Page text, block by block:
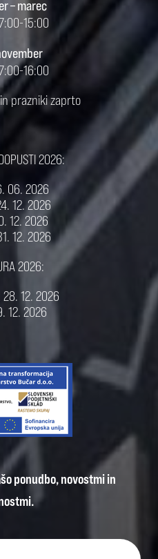
– marec
15:00
16:00
prazniki zaprto
2026:
06. 2026
12. 2026
12. 2026
12. 2026
2026:
12. 2026
12. 2026
ponudbo, novostmi in